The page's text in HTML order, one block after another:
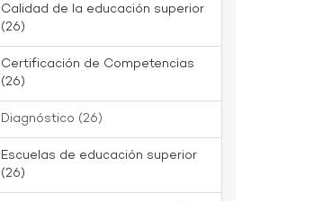
Calidad de la educación superior
(26)
Certificación de Competencias
(26)
Diagnóstico (26)
Escuelas de educación superior
(26)